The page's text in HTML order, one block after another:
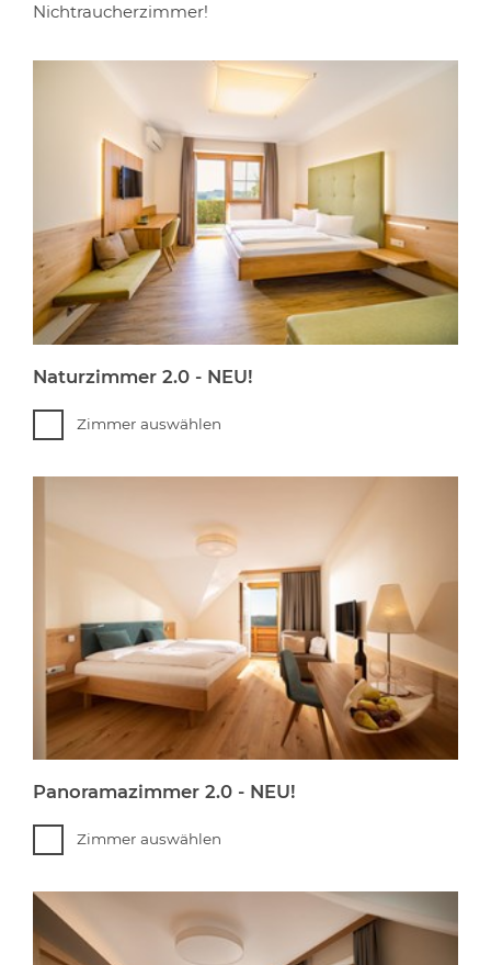
Nichtraucherzimmer!
Naturzimmer 2.0 - NEU!
Zimmer auswählen
Panoramazimmer 2.0 - NEU!
Zimmer auswählen